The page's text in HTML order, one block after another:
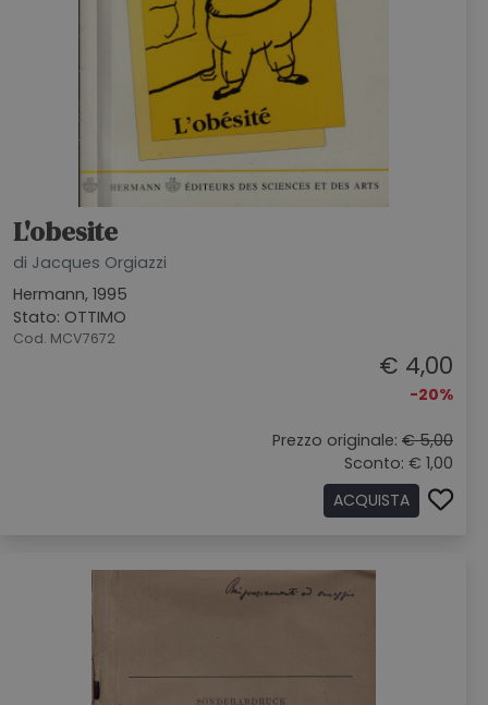
L'obesite
di Jacques Orgiazzi
Hermann, 1995
Stato: OTTIMO
Cod. MCV7672
€ 4,00
-20%
Prezzo originale: € 5,00
Sconto: € 1,00
ACQUISTA